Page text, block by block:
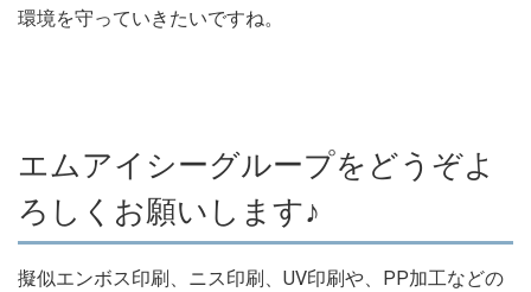
環境を守っていきたいですね。
エムアイシーグループをどうぞよ
ろしくお願いします♪
擬似エンボス印刷、ニス印刷、UV印刷や、PP加工などの